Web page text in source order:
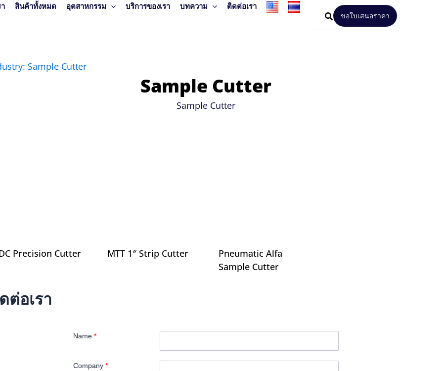
สินค้าทั้งหมด อุตสาหกรรม บริการของเรา บทความ ติดต่อเรา
ขอใบเสนอราคา
Sample Cutter
Sample Cutter
Sample Cutter
Precision Cutter MTT 1″ Strip Cutter
Pneumatic Alfa
Sample Cutter
ต่อเรา
Name *
Company *